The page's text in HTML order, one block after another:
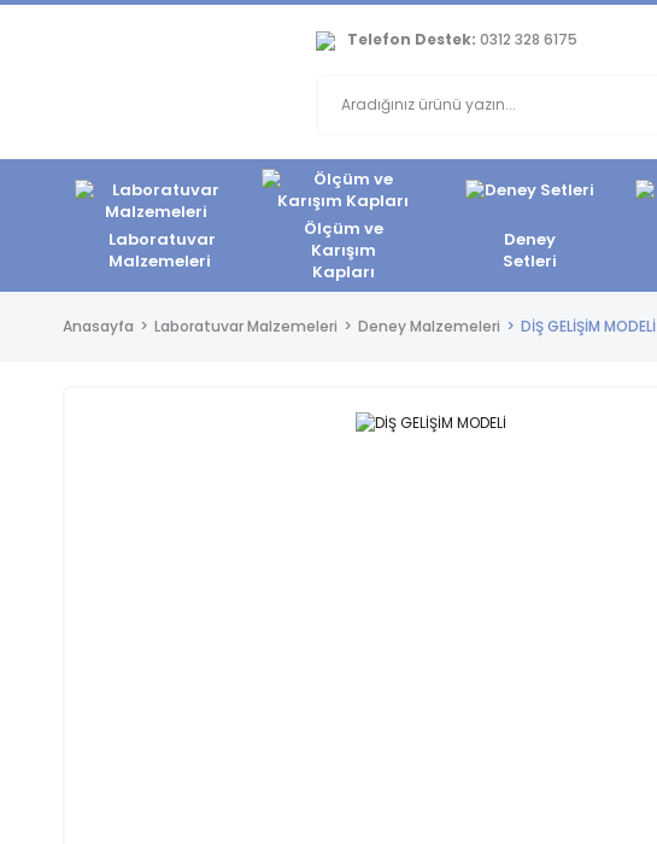
Telefon Destek: 0312 328 6175
Laboratuvar
Malzemeleri
Ölçüm ve
Karışım
Kapları
Deney
Setleri
Anasayfa Laboratuvar Malzemeleri Deney Malzemeleri DİŞ GELİŞİM MODELİ